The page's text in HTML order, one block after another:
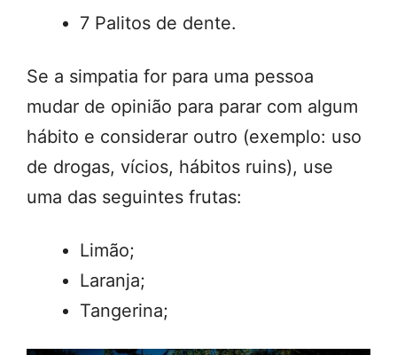
7 Palitos de dente.
Se a simpatia for para uma pessoa
mudar de opinião para parar com algum
hábito e considerar outro (exemplo: uso
de drogas, vícios, hábitos ruins), use
uma das seguintes frutas:
Limão;
Laranja;
Tangerina;